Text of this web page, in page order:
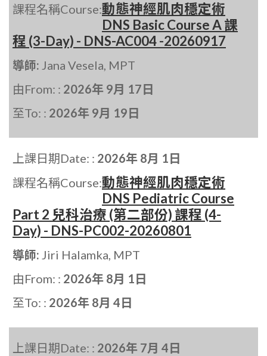
課程名稱Course:動態神經肌肉穩定術
DNS Basic Course A 課
程 (3-Day) - DNS-AC004 -20260917
導師: Jana Vesela, MPT
由From: : 2026年 9月 17日
至To: : 2026年 9月 19日
上課日期Date: : 2026年 8月 1日
課程名稱Course:動態神經肌肉穩定術
DNS Pediatric Course
Part 2 兒科治療 (第二部份) 課程 (4-
Day) - DNS-PC002-20260801
導師: Jiri Halamka, MPT
由From: : 2026年 8月 1日
至To: : 2026年 8月 4日
上課日期Date: : 2026年 7月 4日